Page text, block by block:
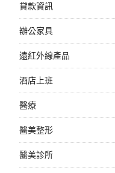
貸款資訊
辦公家具
遠紅外線產品
酒店上班
醫療
醫美整形
醫美診所